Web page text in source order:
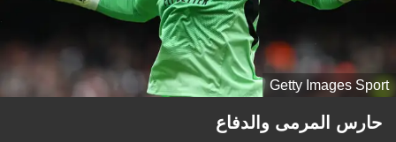
Getty Images Sport
حارس المرمى والدفاع